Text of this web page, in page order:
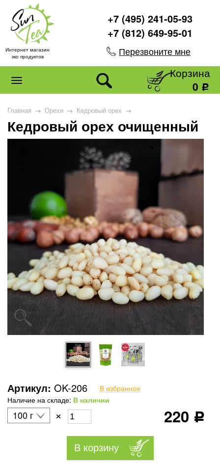
Интернет магазин
эко продуктов
+7 (495) 241-05-93
+7 (812) 649-95-01
Перезвоните мне
Корзина
0 Р
Главная → Орехи → Кедровый орех →
Кедровый орех очищенный
Артикул: OK-206
100 г ×
В избранное
220 Р
Наличие на складе: В наличии